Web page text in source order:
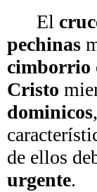
El
pechinas
cimborrio
Cristo
dominicos
de ellos
urgente.